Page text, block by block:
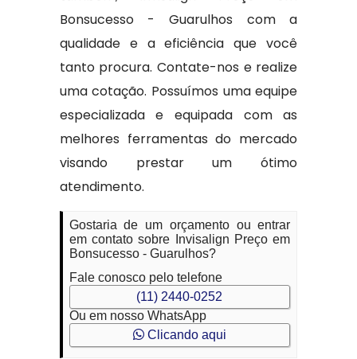
Bonsucesso - Guarulhos com a
qualidade e a eficiência que você
tanto procura. Contate-nos e realize
uma cotação. Possuímos uma equipe
especializada e equipada com as
melhores ferramentas do mercado
visando prestar um ótimo
atendimento.
Gostaria de um orçamento ou entrar
em contato sobre Invisalign Preço em
Bonsucesso - Guarulhos?
Fale conosco pelo telefone
(11) 2440-0252
Ou em nosso WhatsApp
Clicando aqui